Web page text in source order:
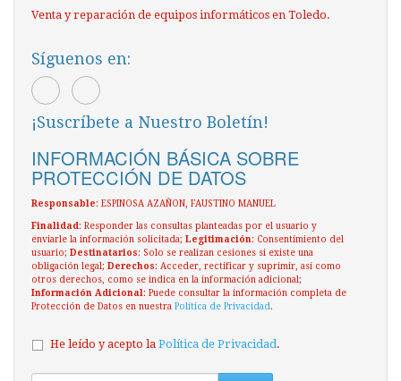
Venta y reparación de equipos informáticos en Toledo.
Síguenos en:
¡Suscríbete a Nuestro Boletín!
INFORMACIÓN BÁSICA SOBRE
PROTECCIÓN DE DATOS
Responsable: ESPINOSA AZAÑON, FAUSTINO MANUEL
Finalidad: Responder las consultas planteadas por el usuario y
enviarle la información solicitada; Legitimación: Consentimiento del
usuario; Destinatarios: Solo se realizan cesiones si existe una
obligación legal; Derechos: Acceder, rectificar y suprimir, así como
otros derechos, como se indica en la información adicional;
Información Adicional : Puede consultar la información completa de
Protección de Datos en nuestra Política de Privacidad .
He leído y acepto la Política de Privacidad.